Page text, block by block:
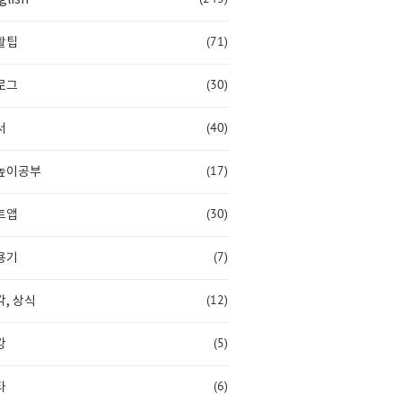
팁 (71)
그 (30)
(40)
이공부 (17)
앱 (30)
기 (7)
, 상식 (12)
(5)
(6)